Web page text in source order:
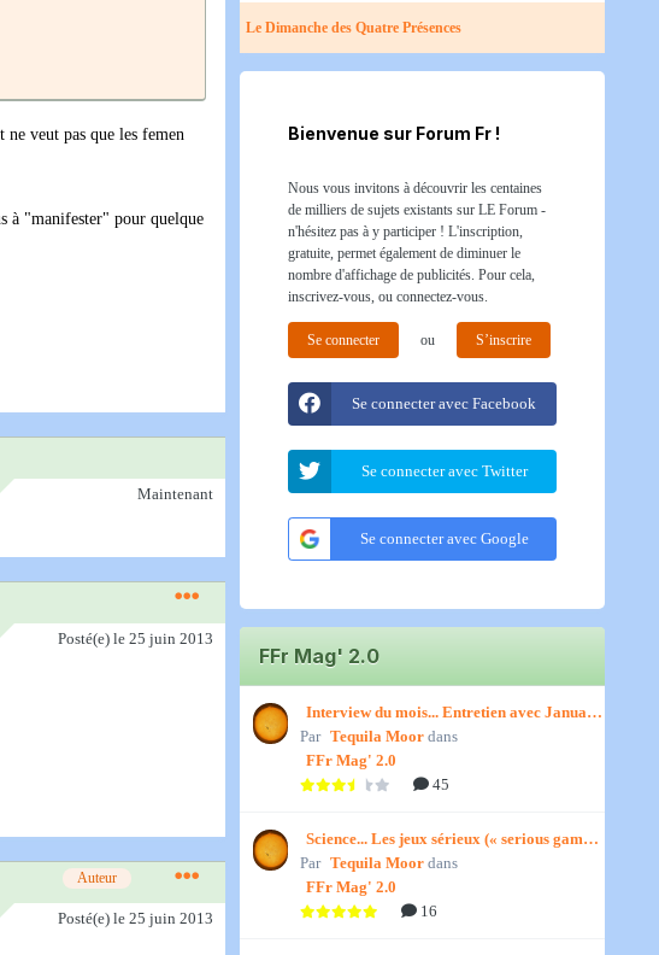
veut pas que les femen
à "manifester" pour quelque
Maintenant
Posté(e) le 25 juin 2013
Auteur
Posté(e) le 25 juin 2013
Le Dimanche des Quatre Présences
Bienvenue sur Forum Fr !
Nous vous invitons à découvrir les centaines
de milliers de sujets existants sur LE Forum -
n'hésitez pas à y participer ! L'inscription,
gratuite, permet également de diminuer le
nombre d'affichage de publicités. Pour cela,
inscrivez-vous, ou connectez-vous.
Se connecter ou S’inscrire
Se connecter avec Facebook
Se connecter avec Twitter
Se connecter avec Google
FFr Mag' 2.0
Interview du mois... Entretien avec January,
par Titenath
Par Tequila Moor dans
FFr Mag' 2.0
45
Science... Les jeux sérieux (« serious games
») par Jedino
Par Tequila Moor dans
FFr Mag' 2.0
16